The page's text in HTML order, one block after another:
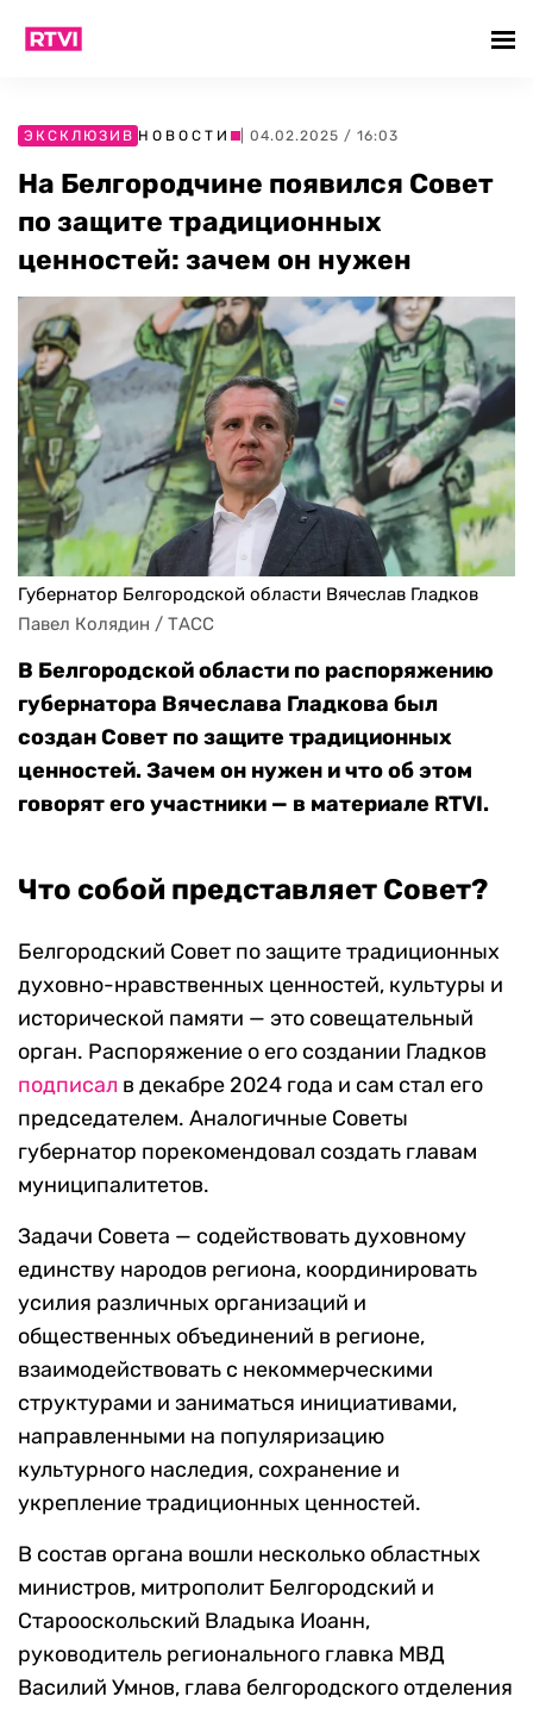
ЭКСКЛЮЗИВ НОВОСТИ | 04.02.2025 / 16:03
На Белгородчине появился Совет
по защите традиционных
ценностей: зачем он нужен
Губернатор Белгородской области Вячеслав Гладков
Павел Колядин / ТАСС
В Белгородской области по распоряжению
губернатора Вячеслава Гладкова был
создан Совет по защите традиционных
ценностей. Зачем он нужен и что об этом
говорят его участники — в материале RTVI.
Что собой представляет Совет?
Белгородский Совет по защите традиционных
духовно-нравственных ценностей, культуры и
исторической памяти — это совещательный
орган. Распоряжение о его создании Гладков
подписал в декабре 2024 года и сам стал его
председателем. Аналогичные Советы
губернатор порекомендовал создать главам
муниципалитетов.
Задачи Совета — содействовать духовному
единству народов региона, координировать
усилия различных организаций и
общественных объединений в регионе,
взаимодействовать с некоммерческими
структурами и заниматься инициативами,
направленными на популяризацию
культурного наследия, сохранение и
укрепление традиционных ценностей.
В состав органа вошли несколько областных
министров, митрополит Белгородский и
Старооскольский Владыка Иоанн,
руководитель регионального главка МВД
Василий Умнов, глава белгородского отделения